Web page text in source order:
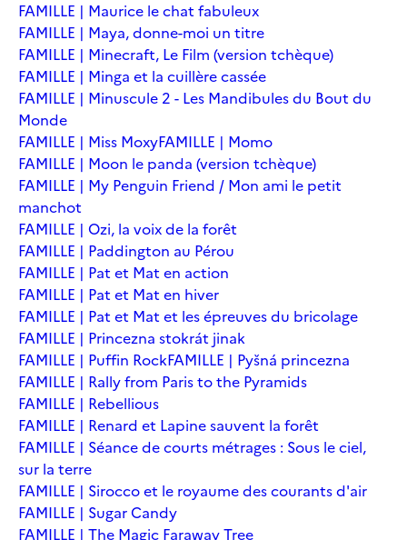
FAMILLE | Maurice le chat fabuleux
FAMILLE | Maya, donne-moi un titre
FAMILLE | Minecraft, Le Film (version tchèque)
FAMILLE | Minga et la cuillère cassée
FAMILLE | Minuscule 2 - Les Mandibules du Bout du
Monde
FAMILLE | Miss MoxyFAMILLE | Momo
FAMILLE | Moon le panda (version tchèque)
FAMILLE | My Penguin Friend / Mon ami le petit
manchot
FAMILLE | Ozi, la voix de la forêt
FAMILLE | Paddington au Pérou
FAMILLE | Pat et Mat en action
FAMILLE | Pat et Mat en hiver
FAMILLE | Pat et Mat et les épreuves du bricolage
FAMILLE | Princezna stokrát jinak
FAMILLE | Puffin RockFAMILLE | Pyšná princezna
FAMILLE | Rally from Paris to the Pyramids
FAMILLE | Rebellious
FAMILLE | Renard et Lapine sauvent la forêt
FAMILLE | Séance de courts métrages : Sous le ciel,
sur la terre
FAMILLE | Sirocco et le royaume des courants d'air
FAMILLE | Sugar Candy
FAMILLE | The Magic Faraway Tree